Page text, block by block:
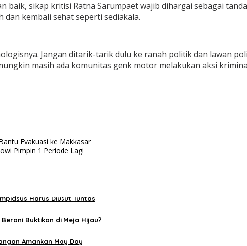
baik, sikap kritisi Ratna Sarumpaet wajib dihargai sebagai
dan kembali sehat seperti sediakala.
Jangan ditarik-tarik dulu ke ranah politik dan lawan
masih ada komunitas genk motor melakukan aksi
Evakuasi ke Makkasar
Pimpin 1 Periode Lagi
Harus Diusut Tuntas
Buktikan di Meja Hijau?
Amankan May Day